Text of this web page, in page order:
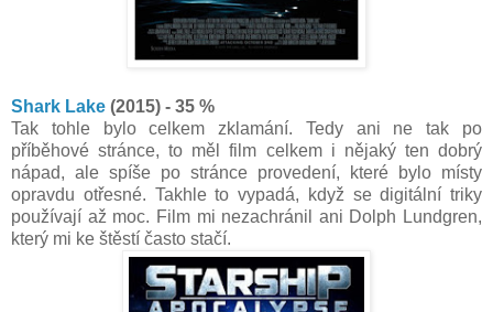
Shark Lake (2015) - 35 %
Tak tohle bylo celkem zklamání. Tedy ani ne tak po
příběhové stránce, to měl film celkem i nějaký ten dobrý
nápad, ale spíše po stránce provedení, které bylo místy
opravdu otřesné. Takhle to vypadá, když se digitální triky
používají až moc. Film mi nezachránil ani Dolph Lundgren,
který mi ke štěstí často stačí.